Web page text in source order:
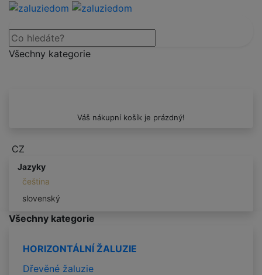
Všechny kategorie
Váš nákupní košík je prázdný!
CZ
Jazyky
čeština
slovenský
Všechny kategorie
HORIZONTÁLNÍ ŽALUZIE
Dřevěné žaluzie